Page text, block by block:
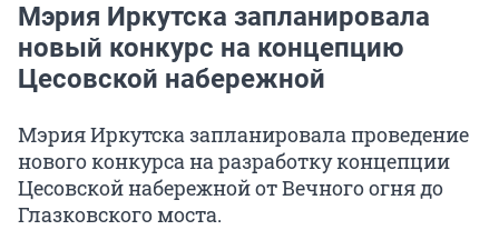
Мэрия Иркутска запланировала
новый конкурс на концепцию
Цесовской набережной
Мэрия Иркутска запланировала проведение
нового конкурса на разработку концепции
Цесовской набережной от Вечного огня до
Глазковского моста.